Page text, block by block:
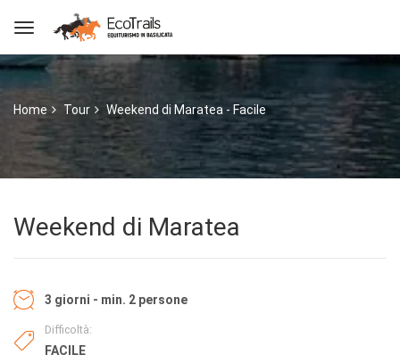
Home Tour Weekend di Maratea - Facile
Weekend di Maratea
3 giorni - min. 2 persone
Difficoltà:
FACILE